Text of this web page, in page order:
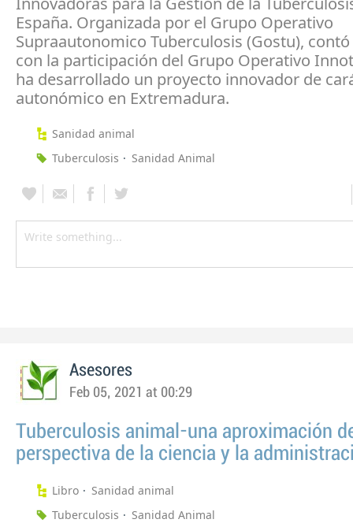
España. Organizada por el Grupo Operativo
Supraautonomico Tuberculosis (Gostu),
con la participación del Grupo Operativo
ha desarrollado un proyecto innovador de
autonómico en Extremadura.
Sanidad animal
Tuberculosis
Sanidad Animal
Asesores
Feb 05, 2021 at 00:29
Tuberculosis animal-una aproximación
perspectiva de la ciencia y la
Libro
Sanidad animal
Tuberculosis
Sanidad Animal